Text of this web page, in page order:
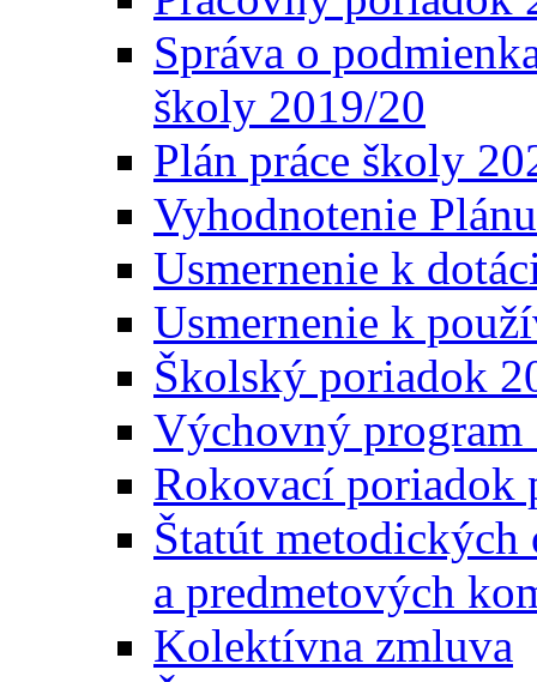
Správa o
školy 2019/20
Plán práce školy
Vyhodnotenie
Usmernenie k
Usmernenie k
Školský poriadok
Výchovný
Rokovací poriadok
Štatút
a predmetových
Kolektívna zmluva